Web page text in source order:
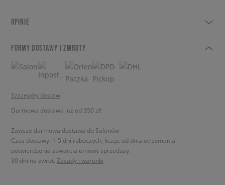
OPINIE
FORMY DOSTAWY I ZWROTY
Szczegóły dostaw
Darmowa dostawa już od 350 zł!
Zawsze darmowa dostawa do Salonów
Czas dostawy: 1-5 dni roboczych, licząc od dnia otrzymania
potwierdzenia zawarcia umowy sprzedaży.
30 dni na zwrot. Zasady i warunki